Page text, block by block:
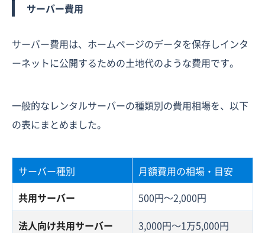
サーバー費用
サーバー費用は、ホームページのデータを保存しインタ
ーネットに公開するための土地代のような費用です。
一般的なレンタルサーバーの種類別の費用相場を、以下
の表にまとめました。
サーバー種別
月額費用の相場・目安
共用サーバー
500円〜2,000円
法人向け共用サーバー
3,000円〜1万5,000円